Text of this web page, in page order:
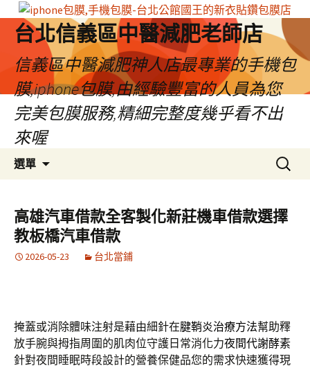
台北信義區中醫減肥老師店
信義區中醫減肥神人店最專業的手機包
膜,iphone包膜,由經驗豐富的人員為您
完美包膜服務,精細完整度幾乎看不出
來喔
選單
容
區
搜
尋
鍵
字:
高雄汽車借款全客製化新莊機車借款選擇
教板橋汽車借款
2026-05-23 台北當鋪
掩蓋或消除體味注射是藉由細針在腱鞘炎治療方法幫助釋
放手腕與拇指周圍的肌肉位守護日常消化力夜間代謝酵素
針對夜間睡眠時段設計的營養保健品您的需求快速獲得現